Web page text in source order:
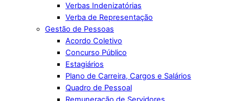
Verbas Indenizatórias
Verba de Representação
Gestão de Pessoas
Acordo Coletivo
Concurso Público
Estagiários
Plano de Carreira, Cargos e Salários
Quadro de Pessoal